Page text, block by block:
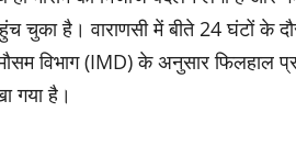
चुका है। वाराणसी में बीते 24 घंटों के
विभाग (IMD) के अनुसार फिलहाल
गया है।